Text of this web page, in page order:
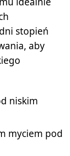
stopień
aby
niskim
myciem pod